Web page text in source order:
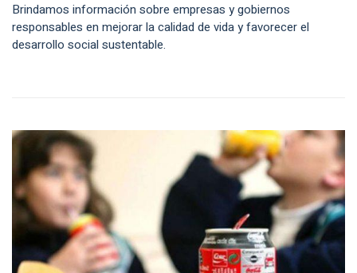
Brindamos información sobre empresas y gobiernos
responsables en mejorar la calidad de vida y favorecer el
desarrollo social sustentable.